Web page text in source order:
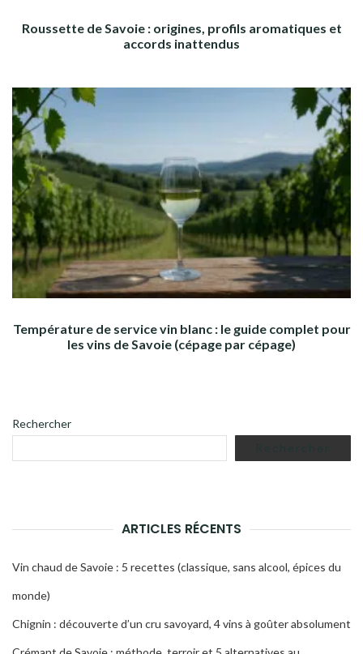
Roussette de Savoie : origines, profils aromatiques et
accords inattendus
Température de service vin blanc : le guide complet pour
les vins de Savoie (cépage par cépage)
Rechercher
ARTICLES RÉCENTS
Vin chaud de Savoie : 5 recettes (classique, sans alcool, épices du
monde)
Chignin : découverte d’un cru savoyard, 4 vins à goûter absolument